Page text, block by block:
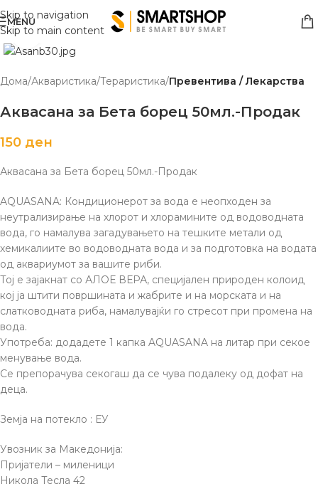
Skip to navigation
Skip to main content
MENU
Click to enlarge
Дома Акваристика/Тераристика Превентива / Лекарства
Аквасана за Бета борец 50мл.-Продак
150 ден
Аквасана за Бета борец 50мл.-Продак
AQUASANA: Кондиционерот за вода е неопходен за
неутрализирање на хлорот и хлорамините од водоводната
вода, го намалува загадувањето на тешките метали од
хемикалиите во водоводната вода и за подготовка на водата
од аквариумот за вашите риби.
Тој е зајакнат со АЛОЕ ВЕРА, специјален природен колоид
кој ја штити површината и жабрите и на морската и на
слатководната риба, намалувајќи го стресот при промена на
вода.
Употреба: додадете 1 капка AQUASANA на литар при секое
менување вода.
Се препорачува секогаш да се чува подалеку од дофат на
деца.
Земја на потекло : ЕУ
Увозник за Македонија:
Пријатели – миленици
Никола Тесла 42